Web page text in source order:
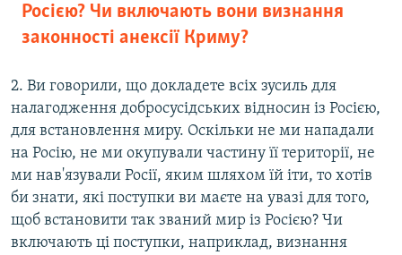
Росією? Чи включають вони визнання
законності анексії Криму?
2. Ви говорили, що докладете всіх зусиль для
налагодження добросусідських відносин із Росією,
для встановлення миру. Оскільки не ми нападали
на Росію, не ми окупували частину її території, не
ми нав'язували Росії, яким шляхом їй іти, то хотів
би знати, які поступки ви маєте на увазі для того,
щоб встановити так званий мир із Росією? Чи
включають ці поступки, наприклад, визнання